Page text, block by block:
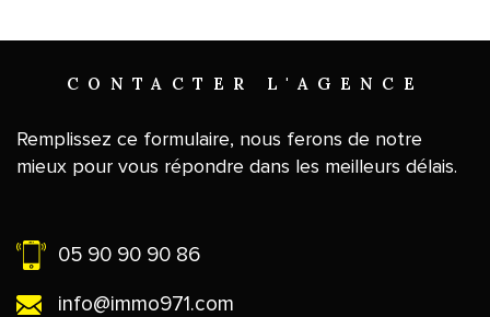
CONTACTER L'AGENCE
Remplissez ce formulaire, nous ferons de notre
mieux pour vous répondre dans les meilleurs délais.
05 90 90 90 86
info@immo971.com